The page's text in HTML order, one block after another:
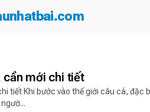
cần mới chi tiết
tiết Khi bước vào thế giới câu cá, đặc